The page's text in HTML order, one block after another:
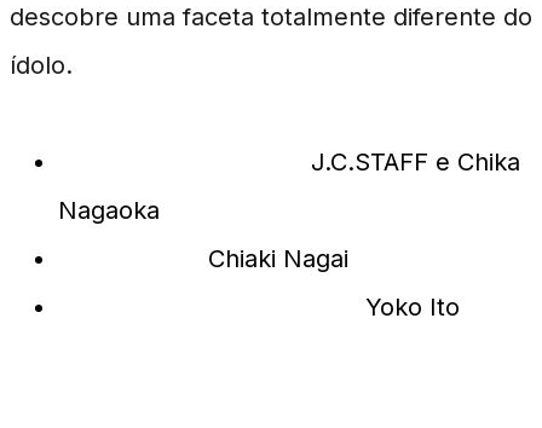
descobre uma faceta totalmente diferente do
ídolo.
J.C.STAFF e Chika
Nagaoka
Chiaki Nagai
Yoko Ito